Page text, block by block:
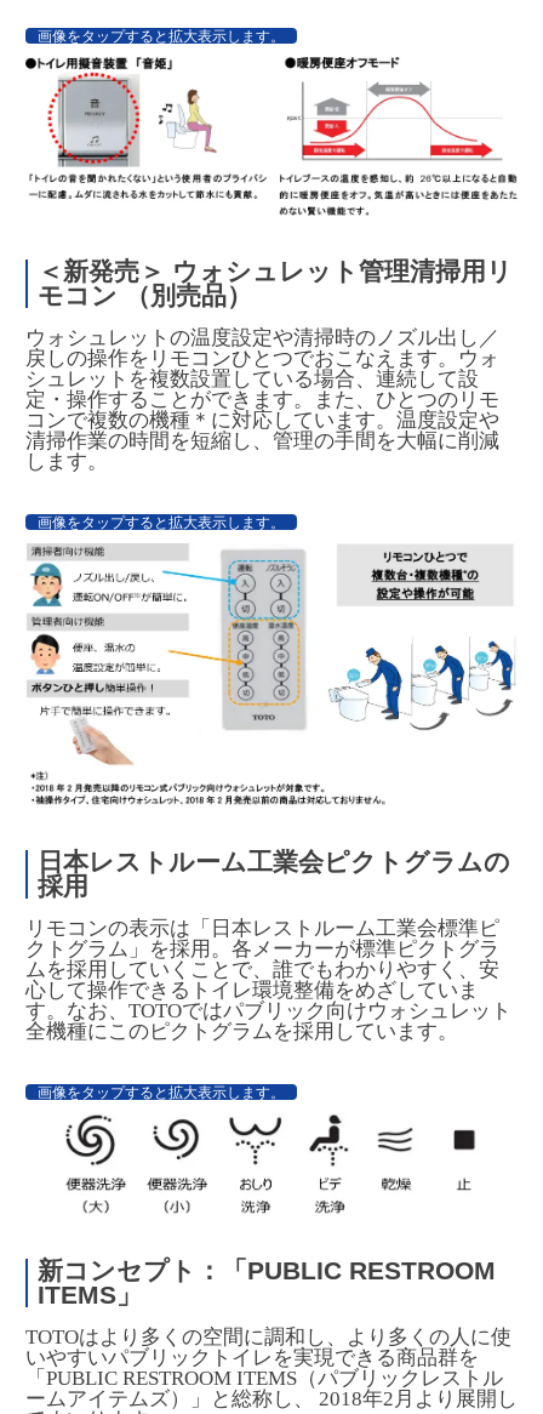
画像をタップすると拡大表示します。
＜新発売＞ ウォシュレット管理清掃用リ
モコン （別売品）
ウォシュレットの温度設定や清掃時のノズル出し／
戻しの操作をリモコンひとつでおこなえます。ウォ
シュレットを複数設置している場合、連続して設
定・操作することができます。また、ひとつのリモ
コンで複数の機種 ＊ に対応しています。温度設定や
清掃作業の時間を短縮し、管理の手間を大幅に削減
します。
画像をタップすると拡大表示します。
日本レストルーム工業会ピクトグラムの
採用
リモコンの表示は「日本レストルーム工業会標準ピ
クトグラム」を採用。各メーカーが標準ピクトグラ
ムを採用していくことで、誰でもわかりやすく、安
心して操作できるトイレ環境整備をめざしていま
す。なお、TOTOではパブリック向けウォシュレット
全機種にこのピクトグラムを採用しています。
画像をタップすると拡大表示します。
新コンセプト：「PUBLIC RESTROOM
ITEMS」
TOTOはより多くの空間に調和し、より多くの人に使
いやすいパブリックトイレを実現できる商品群を
「PUBLIC RESTROOM ITEMS（パブリックレストル
ームアイテムズ）」と総称し、 2018年2月より展開し